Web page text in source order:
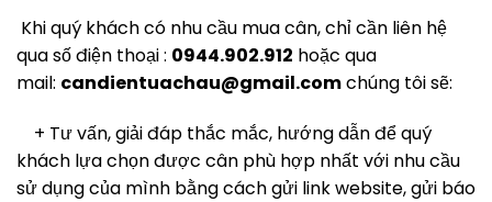
Khi quý khách có nhu cầu mua cân, chỉ cần liên hệ
qua số điện thoại : 0944.902.912 hoặc qua
mail: candientuachau@gmail.comchúng tôi sẽ:
+ Tư vấn, giải đáp thắc mắc, hướng dẫn để quý
khách lựa chọn được cân phù hợp nhất với nhu cầu
sử dụng của mình bằng cách gửi link website, gửi báo